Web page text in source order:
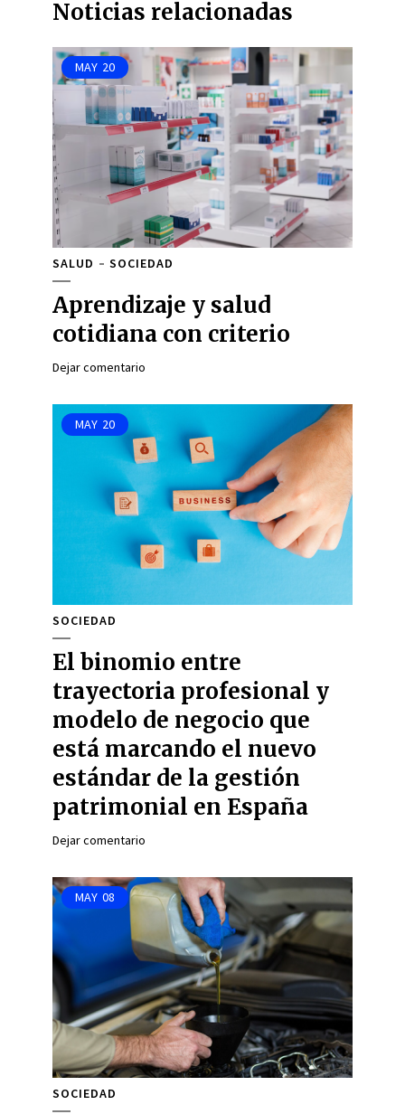
Noticias relacionadas
MAY 20
SALUD SOCIEDAD
Aprendizaje y salud
cotidiana con criterio
Dejar comentario
MAY 20
SOCIEDAD
El binomio entre
trayectoria profesional y
modelo de negocio que
está marcando el nuevo
estándar de la gestión
patrimonial en España
Dejar comentario
MAY 08
SOCIEDAD